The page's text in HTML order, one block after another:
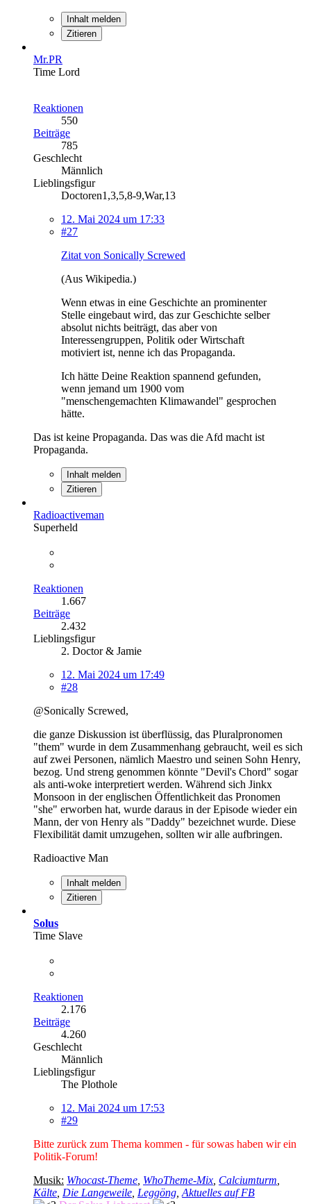
Inhalt melden
Zitieren
Mr.PR
Time Lord
Reaktionen
550
Beiträge
785
Geschlecht
Männlich
Lieblingsfigur
Doctoren1,3,5,8-9,War,13
12. Mai 2024 um 17:33
#27
Zitat von Sonically Screwed
(Aus Wikipedia.)
Wenn etwas in eine Geschichte an prominenter
Stelle eingebaut wird, das zur Geschichte selber
absolut nichts beiträgt, das aber von
Interessengruppen, Politik oder Wirtschaft
motiviert ist, nenne ich das Propaganda.
Ich hätte Deine Reaktion spannend gefunden,
wenn jemand um 1900 vom
"menschengemachten Klimawandel" gesprochen
hätte.
Das ist keine Propaganda. Das was die Afd macht ist
Propaganda.
Inhalt melden
Zitieren
Radioactiveman
Superheld
Reaktionen
1.667
Beiträge
2.432
Lieblingsfigur
2. Doctor & Jamie
12. Mai 2024 um 17:49
#28
@Sonically Screwed,
die ganze Diskussion ist überflüssig, das Pluralpronomen
"them" wurde in dem Zusammenhang gebraucht, weil es sich
auf zwei Personen, nämlich Maestro und seinen Sohn Henry,
bezog. Und streng genommen könnte "Devil's Chord" sogar
als anti-woke interpretiert werden. Während sich Jinkx
Monsoon in der englischen Öffentlichkeit das Pronomen
"she" erworben hat, wurde daraus in der Episode wieder ein
Mann, der von Henry als "Daddy" bezeichnet wurde. Diese
Flexibilität damit umzugehen, sollten wir alle aufbringen.
Radioactive Man
Inhalt melden
Zitieren
Solus
Time Slave
Reaktionen
2.176
Beiträge
4.260
Geschlecht
Männlich
Lieblingsfigur
The Plothole
12. Mai 2024 um 17:53
#29
Bitte zurück zum Thema kommen - für sowas haben wir ein
Politik-Forum!
Musik: Whocast-Theme WhoTheme-Mix Calciumturm
Kälte Die Langeweile Leggöng Aktuelles auf FB